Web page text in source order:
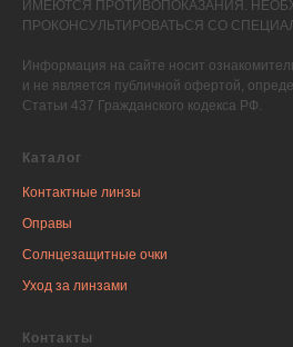
ИМЕЮТСЯ ПРОТИВОПОКАЗАНИЯ.
ПРОКОНСУЛЬТИРОВАТЬСЯ СО
Информация на сайте носит
и не является публичной офертой,
Статьи 437 Гражданского кодекса РФ.
Каталог
Контактные линзы
Оправы
Солнцезащитные очки
Уход за линзами
Контакты